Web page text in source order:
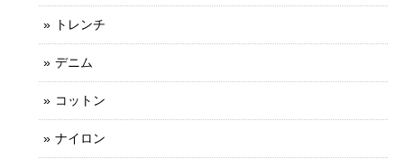
トレンチ
デニム
コットン
ナイロン